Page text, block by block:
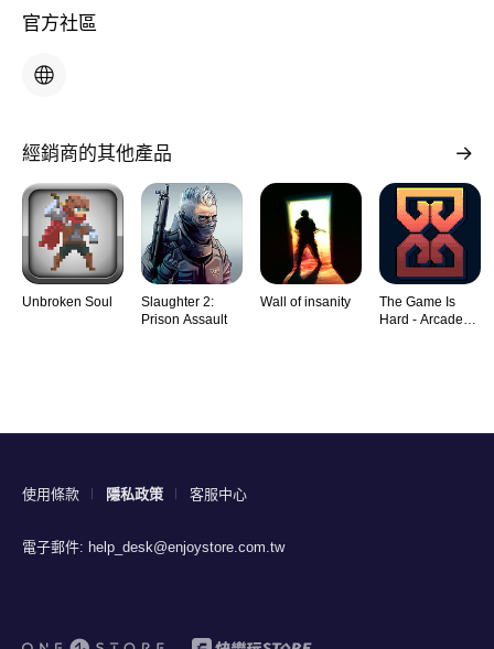
官方社區
經銷商的其他產品
Unbroken Soul
Slaughter 2:
Prison Assault
Wall of insanity
The Game Is
Hard - Arcade
使用條款 隱私政策 客服中心
電子郵件: help_desk@enjoystore.com.tw